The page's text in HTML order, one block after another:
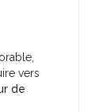
vers
de